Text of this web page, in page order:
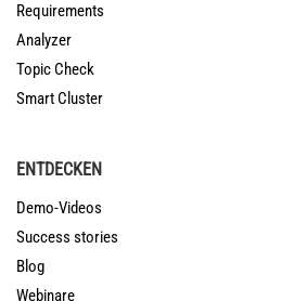
Requirements
Analyzer
Topic Check
Smart Cluster
ENTDECKEN
Demo-Videos
Success stories
Blog
Webinare